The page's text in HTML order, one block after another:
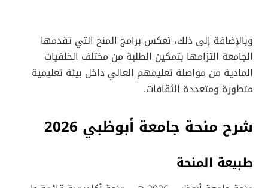
وبالإضافة إلى ذلك، تعكس برامج المنح التي تقدمها
الجامعة التزامها بتمكين الطلبة من مختلف الخلفيات
المادية من مواصلة تعليمهم العالي داخل بيئة تعليمية
متطورة ومتعددة الثقافات.
شرح منحة جامعة أبوظبي 2026
طبيعة المنحة